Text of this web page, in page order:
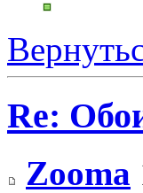
Re:
Zooma